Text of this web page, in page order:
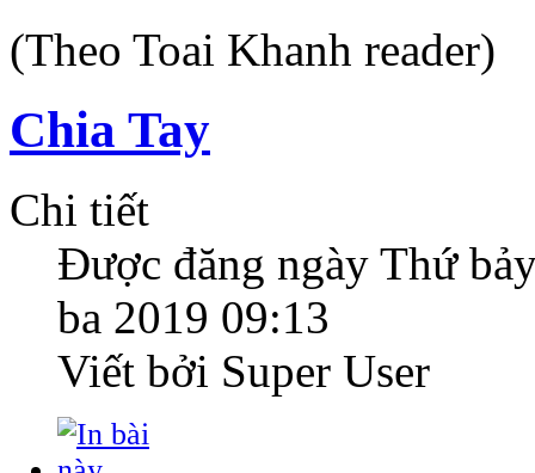
(Theo Toai Khanh reader)
Chia Tay
Chi tiết
Được đăng ngày Thứ
ba 2019 09:13
Viết bởi Super User